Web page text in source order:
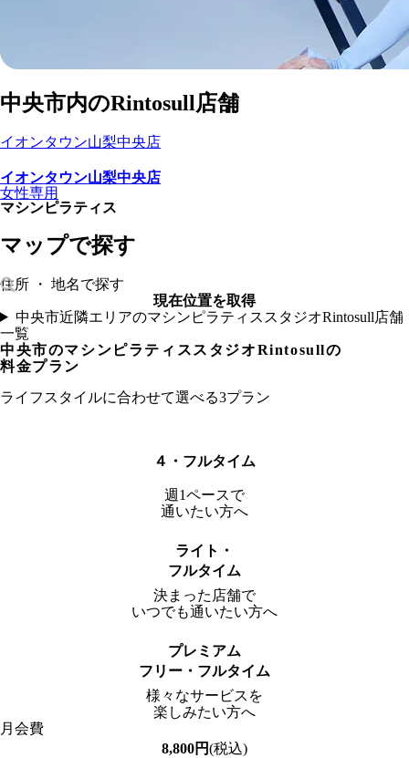
マシンピラティススタジオ
Rintosull店舗一覧
中央市内のRintosull店舗
イオンタウン山梨中央店
イオンタウン山梨中央店
女性専用
マシンピラティス
マップで探す
現在位置を取得
中央市近隣エリアのマシンピラティススタジオRintosull店舗
一覧
中央市のマシンピラティススタジオRintosullの
料金プラン
ライフスタイルに合わせて選べる3プラン
４・フルタイム
週1ペースで
通いたい方へ
ライト・
フルタイム
決まった店舗で
いつでも通いたい方へ
プレミアム
フリー・フルタイム
様々なサービスを
楽しみたい方へ
月会費
8,800円(税込)